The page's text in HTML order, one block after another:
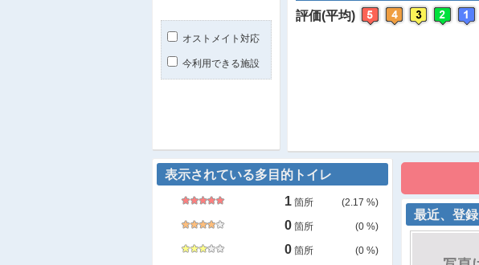
評価(平均)
オストメイト対応
今利用できる施設
最近、登
表示されている多目的トイレ
1 箇所 (2.17 %)
0 箇所 (0 %)
0 箇所 (0 %)